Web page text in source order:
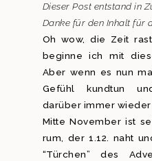
Dieser Post entstand in
Danke für den Inhalt für
Oh wow, die Zeit
beginne ich mit
Aber wenn es nun
Gefühl kundtun
darüber immer wieder
Mitte November ist
rum, der 1.12. naht
“Türchen” des